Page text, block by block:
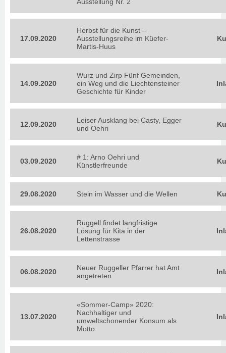
Ausstellung Nr. 2
17.09.2020
Herbst für die Kunst –
Ausstellungsreihe im Küefer-
Martis-Huus
14.09.2020
Wurz und Zirp Fünf Gemeinden,
ein Weg und die Liechtensteiner
Geschichte für Kinder
12.09.2020
Leiser Ausklang bei Casty, Egger
und Oehri
03.09.2020
# 1: Arno Oehri und
Künstlerfreunde
29.08.2020 Stein im Wasser und die Wellen
26.08.2020
Ruggell findet langfristige
Lösung für Kita in der
Lettenstrasse
06.08.2020
Neuer Ruggeller Pfarrer hat Amt
angetreten
13.07.2020
«Sommer-Camp» 2020:
Nachhaltiger und
umweltschonender Konsum als
Motto